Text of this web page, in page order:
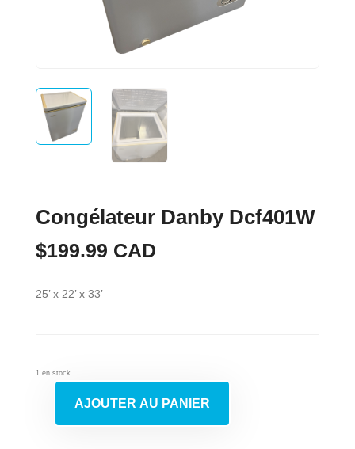
Congélateur Danby Dcf401W
$199.99 CAD
25’ x 22’ x 33’
1 en stock
AJOUTER AU PANIER